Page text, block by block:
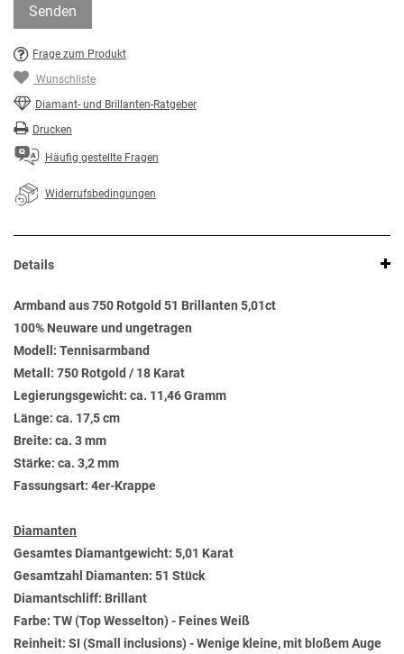
Senden
Frage zum Produkt
Wunschliste
Diamant- und Brillanten-Ratgeber
Drucken
Häufig gestellte Fragen
Widerrufsbedingungen
Details
Armband aus 750 Rotgold 51 Brillanten 5,01ct
100% Neuware und ungetragen
Modell: Tennisarmband
Metall: 750 Rotgold / 18 Karat
Legierungsgewicht: ca. 11,46 Gramm
Länge: ca. 17,5 cm
Breite: ca. 3 mm
Stärke: ca. 3,2 mm
Fassungsart: 4er-Krappe
Diamanten
Gesamtes Diamantgewicht: 5,01 Karat
Gesamtzahl Diamanten: 51 Stück
Diamantschliff: Brillant
Farbe: TW (Top Wesselton) - Feines Weiß
Reinheit: SI (Small inclusions) - Wenige kleine, mit bloßem Auge